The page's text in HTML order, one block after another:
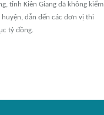
tỉnh Kiên Giang đã không kiểm
dẫn đến các đơn vị thi
tỷ đồng.